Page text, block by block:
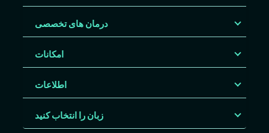
درمان های تخصصی
امکانات
اطلاعات
زبان را انتخاب کنید